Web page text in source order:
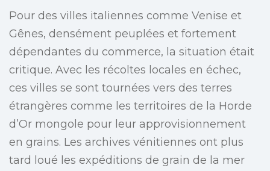
Pour des villes italiennes comme Venise et
Gênes, densément peuplées et fortement
dépendantes du commerce, la situation était
critique. Avec les récoltes locales en échec,
ces villes se sont tournées vers des terres
étrangères comme les territoires de la Horde
d’Or mongole pour leur approvisionnement
en grains. Les archives vénitiennes ont plus
tard loué les expéditions de grain de la mer